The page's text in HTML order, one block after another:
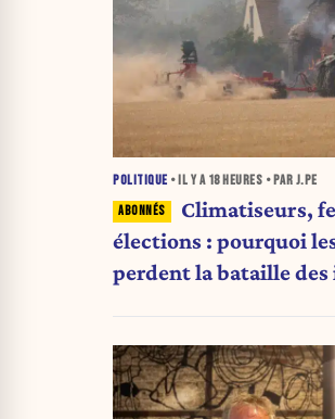
POLITIQUE • IL Y A 18 HEURES • PAR J.PE
Climatiseurs,
élections : pourquoi
perdent la bataille des